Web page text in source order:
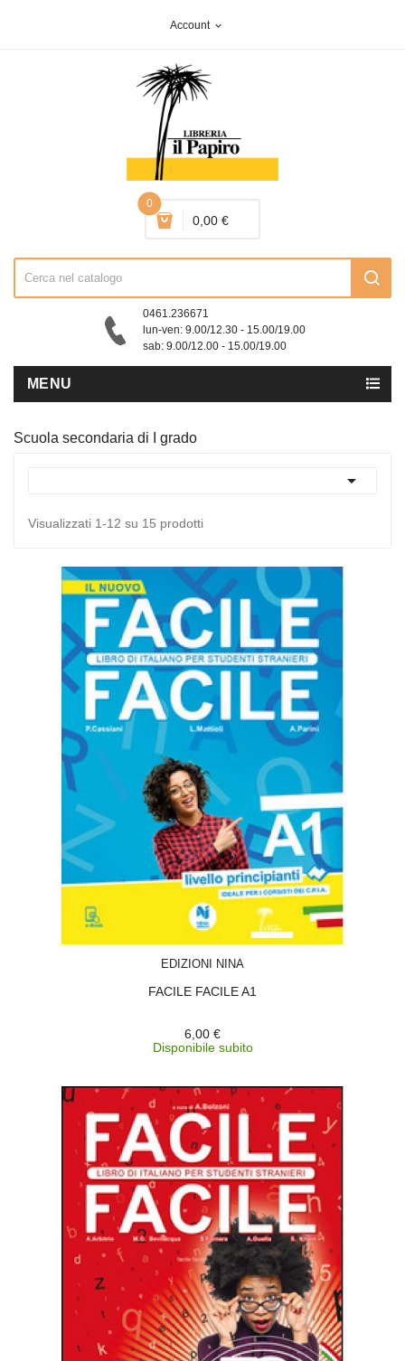
Account expand_more
0
0,00 €
0461.236671
lun-ven: 9.00/12.30 - 15.00/19.00
sab: 9.00/12.00 - 15.00/19.00
MENU
Scuola secondaria di I grado

Visualizzati 1-12 su 15 prodotti
EDIZIONI NINA
FACILE FACILE A1
6,00 €
Disponibile subito